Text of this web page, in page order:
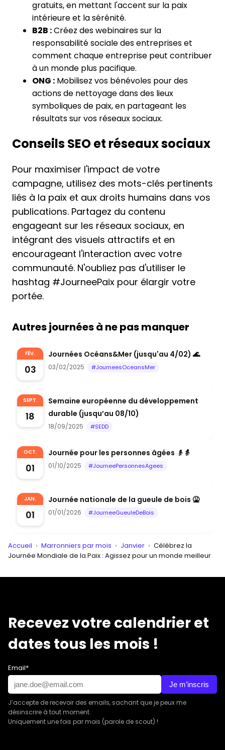
gratuits, en mettant l'accent sur la paix
intérieure et la sérénité.
B2B :Créez des webinaires sur la
responsabilité sociale des entreprises et
comment chaque entreprise peut contribuer
à un monde plus pacifique.
ONG : Mobilisez vos bénévoles pour des
actions de nettoyage dans des lieux
symboliques de paix, en partageant les
résultats sur vos réseaux sociaux.
Conseils SEO et réseaux sociaux
Pour maximiser l'impact de votre
campagne, utilisez des mots-clés pertinents
liés à la paix et aux droits humains dans vos
publications. Partagez du contenu
engageant sur les réseaux sociaux, en
intégrant des visuels attractifs et en
encourageant l'interaction avec votre
communauté. N'oubliez pas d'utiliser le
hashtag #JourneePaix pour élargir votre
portée.
Autres journées à ne pas manquer
FÉV.
03
Journées Océans&Mer (jusqu'au 4/02) 🌊
03/02/2025 #JourneesOceansMer
SEPT.
18
Semaine européenne du développement
durable (jusqu’au 08/10)
18/09/2025 #SEDD
OCT.
01
Journée pour les personnes âgées 👴👵
01/10/2025 #JourneePersonnesAgees
JAN.
01
Journée nationale de la gueule de bois 🤮
01/01/2026 #JourneeGueuleDeBois
Accueil › Marronniers par mois › Janvier › Célébrez la
Journée Mondiale de la Paix : Agissez pour un monde meilleur
Recevez votre calendrier et
dates tous les mois !
Email*
Je m’inscris
J’accepte de recevoir des emails, sachant que je peux me
désinscrire à tout moment.
Uniquement une fois par mois (parole de scout) !